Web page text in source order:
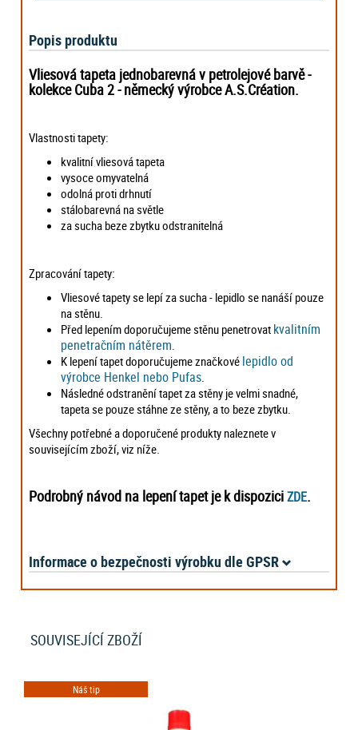
Popis produktu
Vliesová tapeta jednobarevná v petrolejové barvě -
kolekce Cuba 2 -německý výrobceA.S.Création.
Vlastnosti tapety:
kvalitní vliesová tapeta
vysoce omyvatelná
odolná proti drhnutí
stálobarevná na světle
za sucha beze zbytku odstranitelná
Zpracování tapety:
Vliesové tapety se lepí za sucha - lepidlo se nanáší pouze
na stěnu.
Před lepením doporučujeme stěnu penetrovat kvalitním
penetračním nátěrem
K lepení tapet doporučujeme značkové lepidlo od
výrobce Henkel nebo Pufas
Následné odstranění tapet za stěny je velmi snadné,
tapeta se pouze stáhne ze stěny, a to beze zbytku.
Všechny potřebné a doporučené produkty naleznete v
souvisejícím zboží, viz níže.
Podrobný návod na lepení tapet je k dispoziciZDE.
Informace o bezpečnosti výrobku dle GPSR
SOUVISEJÍCÍ ZBOŽÍ
Náš tip